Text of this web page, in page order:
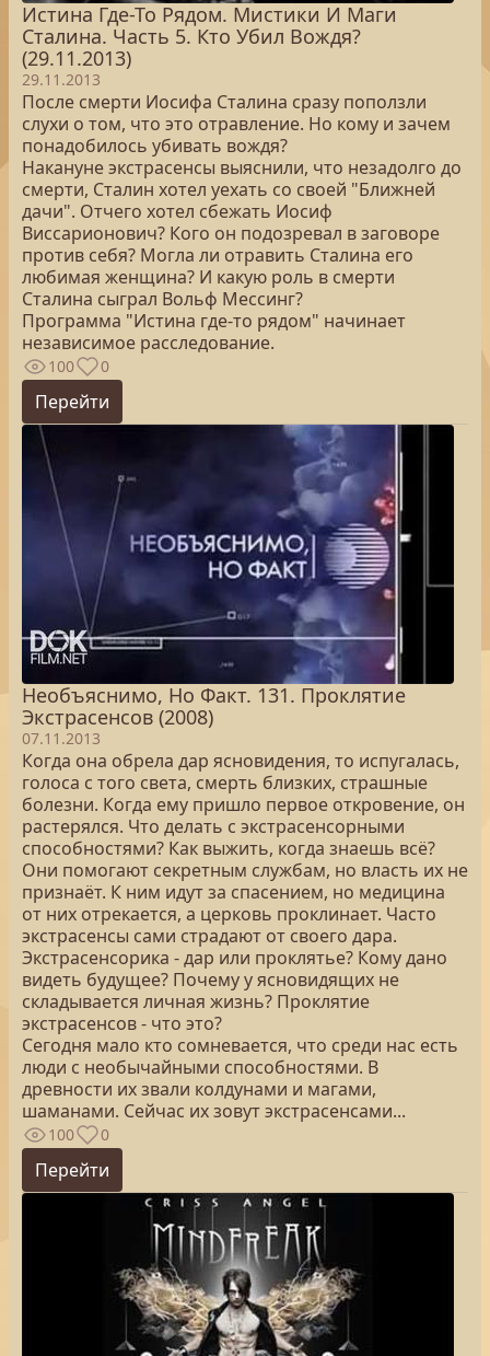
Истина Где-То Рядом. Мистики И Маги
Сталина. Часть 5. Кто Убил Вождя?
(29.11.2013)
29.11.2013
После смерти Иосифа Сталина сразу поползли
слухи о том, что это отравление. Но кому и зачем
понадобилось убивать вождя?
Накануне экстрасенсы выяснили, что незадолго до
смерти, Сталин хотел уехать со своей "Ближней
дачи". Отчего хотел сбежать Иосиф
Виссарионович? Кого он подозревал в заговоре
против себя? Могла ли отравить Сталина его
любимая женщина? И какую роль в смерти
Сталина сыграл Вольф Мессинг?
Программа "Истина где-то рядом" начинает
независимое расследование.
100 0
Перейти
Необъяснимо, Но Факт. 131. Проклятие
Экстрасенсов (2008)
07.11.2013
Когда она обрела дар ясновидения, то испугалась,
голоса с того света, смерть близких, страшные
болезни. Когда ему пришло первое откровение, он
растерялся. Что делать с экстрасенсорными
способностями? Как выжить, когда знаешь всё?
Они помогают секретным службам, но власть их не
признаёт. К ним идут за спасением, но медицина
от них отрекается, а церковь проклинает. Часто
экстрасенсы сами страдают от своего дара.
Экстрасенсорика - дар или проклятье? Кому дано
видеть будущее? Почему у ясновидящих не
складывается личная жизнь? Проклятие
экстрасенсов - что это?
Сегодня мало кто сомневается, что среди нас есть
люди с необычайными способностями. В
древности их звали колдунами и магами,
шаманами. Сейчас их зовут экстрасенсами...
100 0
Перейти